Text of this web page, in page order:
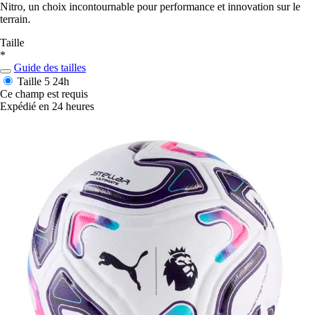
Nitro, un choix incontournable pour performance et innovation sur le
terrain.
Taille
*
Guide des tailles
Taille 5 24h
Ce champ est requis
Expédié en 24 heures